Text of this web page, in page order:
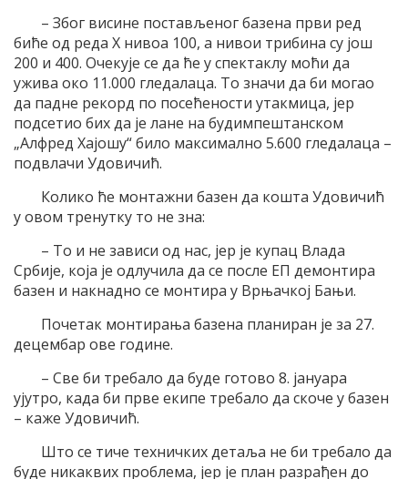
– Због висине постављеног базена први ред
биће од реда Х нивоа 100, а нивои трибина су још
200 и 400. Очекује се да ће у спектаклу моћи да
ужива око 11.000 гледалаца. То значи да би могао
да падне рекорд по посећености утакмица, јер
подсетио бих да је лане на будимпештанском
„Алфред Хајошу“ било максимално 5.600 гледалаца –
подвлачи Удовичић.
Колико ће монтажни базен да кошта Удовичић
у овом тренутку то не зна:
– То и не зависи од нас, јер је купац Влада
Србије, која је одлучила да се после ЕП демонтира
базен и накнадно се монтира у Врњачкој Бањи.
Почетак монтирања базена планиран је за 27.
децембар ове године.
– Све би требало да буде готово 8. јануара
ујутро, када би прве екипе требало да скоче у базен
– каже Удовичић.
Што се тиче техничких детаља не би требало да
буде никаквих проблема, јер је план разрађен до